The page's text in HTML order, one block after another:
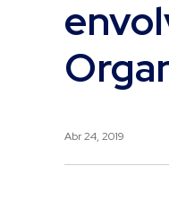
Abr 24, 2019